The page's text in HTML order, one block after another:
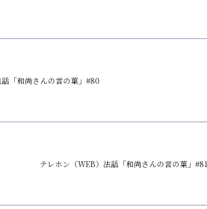
「和尚さんの言の葉」#80
テレホン（WEB）法話「和尚さんの言の葉」#81